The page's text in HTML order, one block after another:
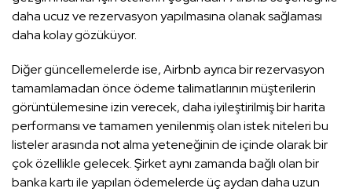
daha ucuz ve rezervasyon yapılmasına olanak sağlaması
daha kolay gözüküyor.
Diğer güncellemelerde ise, Airbnb ayrıca bir rezervasyon
tamamlamadan önce ödeme talimatlarının müşterilerin
görüntülemesine izin verecek, daha iyileştirilmiş bir harita
performansı ve tamamen yenilenmiş olan istek niteleri bu
listeler arasında not alma yeteneğinin de içinde olarak bir
çok özellikle gelecek. Şirket aynı zamanda bağlı olan bir
banka kartı ile yapılan ödemelerde üç aydan daha uzun